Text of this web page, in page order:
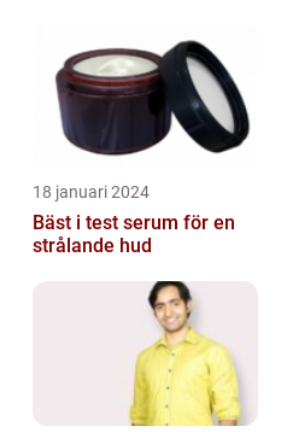
18 januari 2024
Bäst i test serum för en
strålande hud